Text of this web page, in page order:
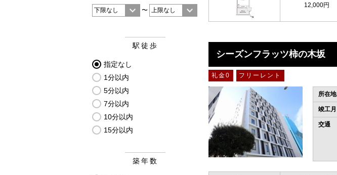
12,000円
シーズンフラッツ柿の木坂
礼金0 フリーレント
所在地
竣工月
交通
〜
駅徒歩
指定なし
1分以内
5分以内
7分以内
10分以内
15分以内
築年数